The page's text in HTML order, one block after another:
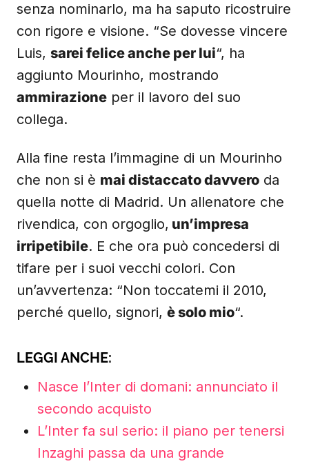
senza nominarlo, ma ha saputo ricostruire
con rigore e visione. “Se dovesse vincere
Luis, sarei felice anche per lui“, ha
aggiunto Mourinho, mostrando
ammirazione per il lavoro del suo
collega.
Alla fine resta l’immagine di un Mourinho
che non si è mai distaccato davvero da
quella notte di Madrid. Un allenatore che
rivendica, con orgoglio, un’impresa
irripetibile. E che ora può concedersi di
tifare per i suoi vecchi colori. Con
un’avvertenza: “Non toccatemi il 2010,
perché quello, signori, è solo mio“.
LEGGI ANCHE:
Nasce l’Inter di domani: annunciato il
secondo acquisto
L’Inter fa sul serio: il piano per tenersi
Inzaghi passa da una grande